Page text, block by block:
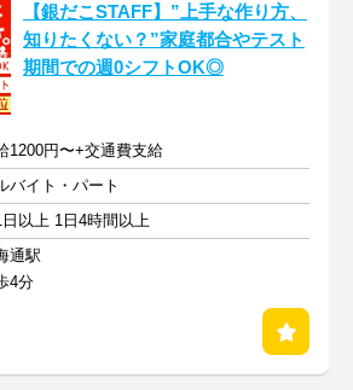
【銀だこSTAFF】”上手な作り方、
知りたくない？”家庭都合やテスト
期間での週0シフトOK◎
1200円〜+交通費支給
バイト・パート
以上 1日4時間以上
通駅
4分